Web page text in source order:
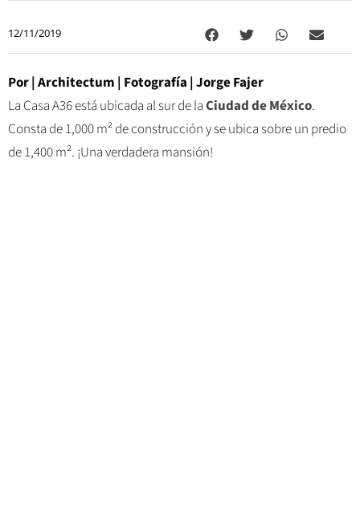
12/11/2019
Por | Architectum | Fotografía | Jorge Fajer
La Casa A36 está ubicada al sur de laCiudad de México.
Consta de 1,000 m² de construcción y se ubica sobre un predio
de 1,400 m². ¡Una verdadera mansión!